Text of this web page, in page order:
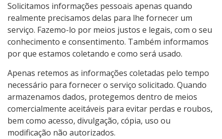
Solicitamos informações pessoais apenas quando
realmente precisamos delas para lhe fornecer um
serviço. Fazemo-lo por meios justos e legais, com o seu
conhecimento e consentimento. Também informamos
por que estamos coletando e como será usado.
Apenas retemos as informações coletadas pelo tempo
necessário para fornecer o serviço solicitado. Quando
armazenamos dados, protegemos dentro de meios
comercialmente aceitáveis ​​para evitar perdas e roubos,
bem como acesso, divulgação, cópia, uso ou
modificação não autorizados.